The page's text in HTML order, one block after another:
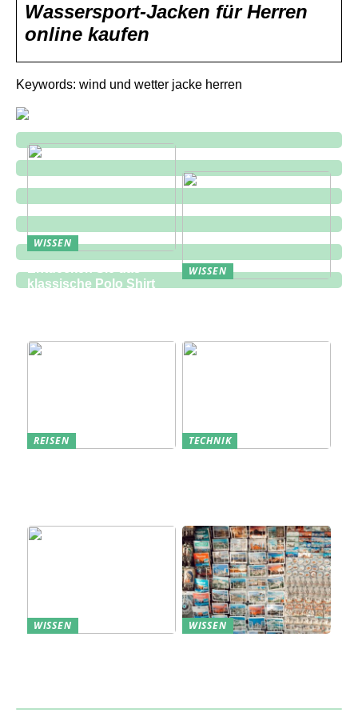
Wassersport-Jacken für Herren
online kaufen
Keywords: wind und wetter jacke herren
WISSEN
klassische Polo Shirt
WISSEN
REISEN
TECHNIK
WISSEN
WISSEN